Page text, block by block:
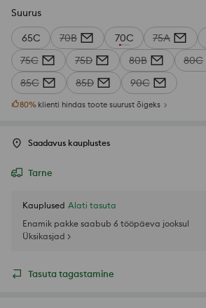
Suurus
65C 70B 70C 75A
75C
75D 80B 80C
85C
85D 90C
80% klienti hindas toote suurust õigeks
Saadavus kauplustes
Tarne
Kauplused Alati tasuta
Enamik pakke saabub 6 tööpäeva jooksul
Üksikasjad >
Tasuta tagastamine